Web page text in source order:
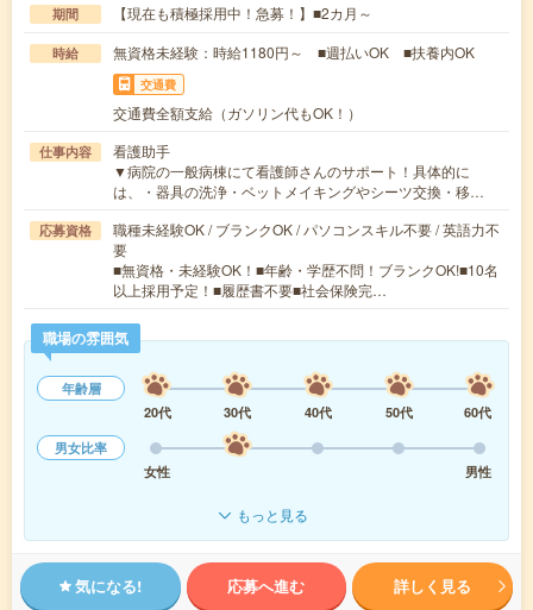
期間 【現在も積極採用中！急募！】■2カ月～
時給 無資格未経験：時給1180円～ ■週払いOK ■扶養内OK
交通費
交通費全額支給（ガソリン代もOK！）
仕事内容
看護助手
▼病院の一般病棟にて看護師さんのサポート！具体的に
は、・器具の洗浄・ベットメイキングやシーツ交換・移…
応募資格
職種未経験OK / ブランクOK / パソコンスキル不要 / 英語力不
要
■無資格・未経験OK！■年齢・学歴不問！ブランクOK!■10名
以上採用予定！■履歴書不要■社会保険完…
職場の雰囲気
年齢層
20代
30代 40代 50代
60代
男女比率
女性
男性
もっと見る
気になる! 応募へ進む 詳しく見る